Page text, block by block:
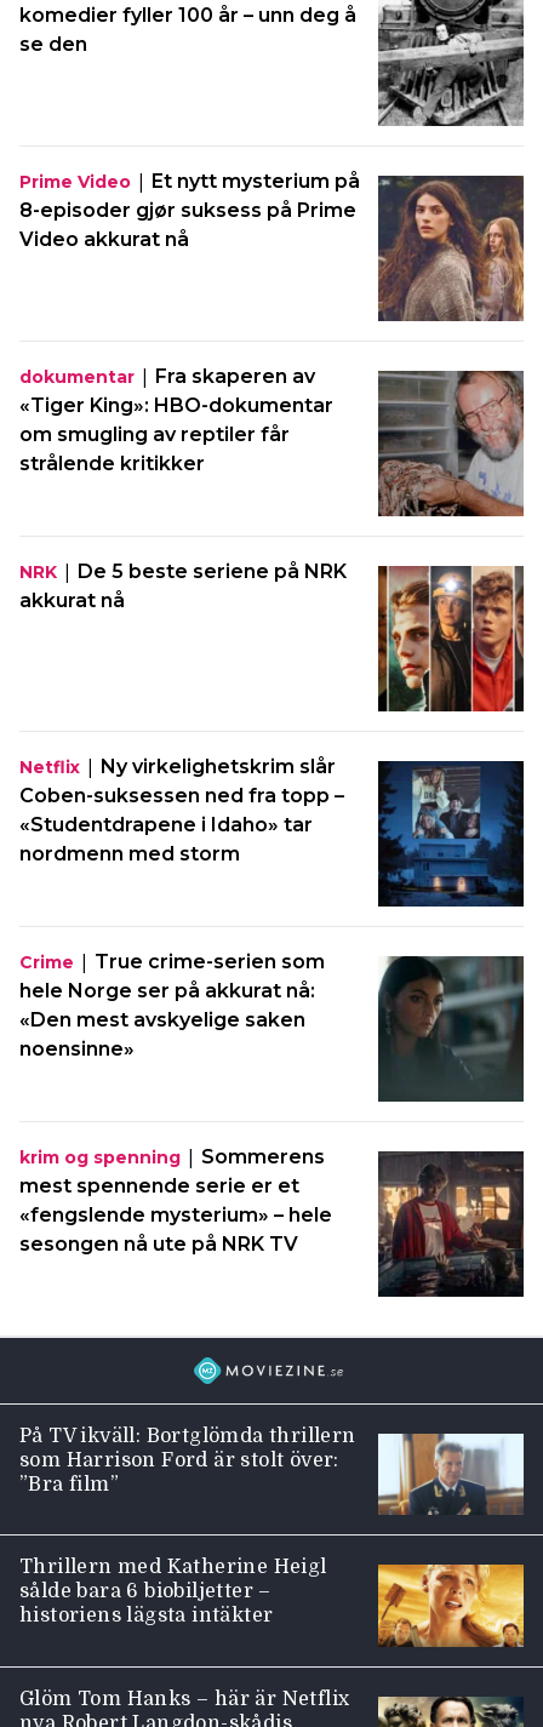
komedier fyller 100 år – unn deg å
se den
Prime Video | Et nytt mysterium på
8-episoder gjør suksess på Prime
Video akkurat nå
dokumentar | Fra skaperen av
«Tiger King»: HBO-dokumentar
om smugling av reptiler får
strålende kritikker
NRK | De 5 beste seriene på NRK
akkurat nå
Netflix | Ny virkelighetskrim slår
Coben-suksessen ned fra topp –
«Studentdrapene i Idaho» tar
nordmenn med storm
Crime | True crime-serien som
hele Norge ser på akkurat nå:
«Den mest avskyelige saken
noensinne»
krim og spenning | Sommerens
mest spennende serie er et
«fengslende mysterium» – hele
sesongen nå ute på NRK TV
På TV ikväll: Bortglömda thrillern
som Harrison Ford är stolt över:
”Bra film”
Thrillern med Katherine Heigl
sålde bara 6 biobiljetter –
historiens lägsta intäkter
Glöm Tom Hanks – här är Netflix